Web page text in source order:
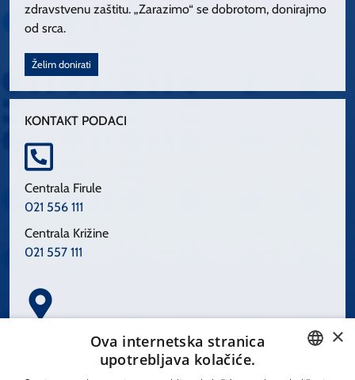
zdravstvenu zaštitu. „Zarazimo“ se dobrotom, donirajmo
od srca.
Želim donirati
KONTAKT PODACI
Centrala Firule
021 556 111
Centrala Križine
021 557 111
Spinčićeva 1, 21000 Split
×
Ova internetska stranica
upotrebljava kolačiće.